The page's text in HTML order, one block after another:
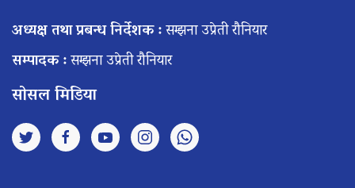
अध्यक्ष तथा प्रबन्ध निर्देशक :सम्झना उप्रेती रौनियार
सम्पादक :सम्झना उप्रेती रौनियार
सोसल मिडिया